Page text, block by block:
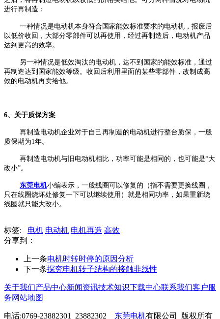
进行再制造：
一种情况是电动机本身符合国家能效标准要求的电动机，报废后
以低价收回，大部分零部件可以再使用，经过再制造后，电动机产品
达到更高的效率。
另一种情况是低效淘汰的电动机，达不到国家的能效标准，通过
再制造达到国家能效等级。收回后利用里面的某些零部件，改制成高
效的电动机再卖给他。
6、关于质保方案
再制造电动机企业对于自己再制造的电动机进行整台质保，一般
质保期为1年。
再制造电动机与旧电动机相比，功率可能是相同的，也可能是“大
改小”。
东莞电机小编表示，一般线圈可以修复的（指不需要更换线圈，
只在线圈烧坏处修复一下可以继续使用）就是相同功率，如果重新绕
线圈就只能大改小。
标签: 电机 电动机 电机再造 高效
分享到：
上一条电机时转时停的原因分析
下一条探究电机转子结构的接触非线性
关于我们产品中心新闻资讯技术知识下载中心联系我们客户服
务网站地图
电话:0769-23882301 23882302 东莞电机有限公司 版权所有